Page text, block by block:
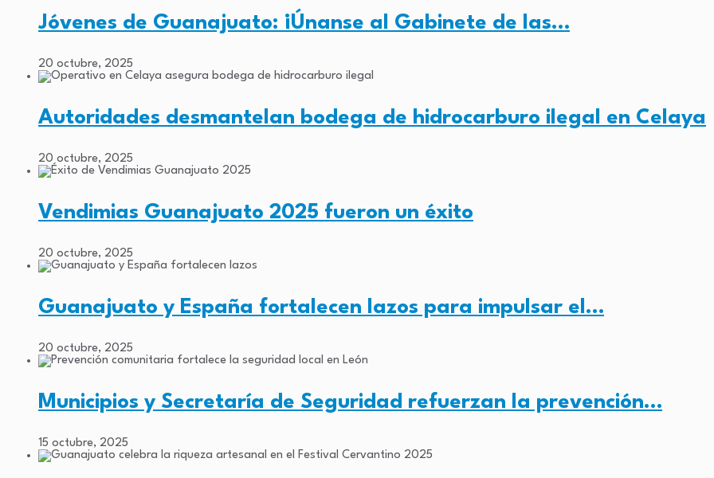
Jóvenes de Guanajuato: ¡Únanse al Gabinete de las…
20 octubre, 2025
Autoridades desmantelan bodega de hidrocarburo ilegal en Celaya
20 octubre, 2025
Vendimias Guanajuato 2025 fueron un éxito
20 octubre, 2025
Guanajuato y España fortalecen lazos para impulsar el…
20 octubre, 2025
Municipios y Secretaría de Seguridad refuerzan la prevención…
15 octubre, 2025